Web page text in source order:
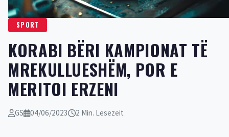
SPORT
KORABI BËRI KAMPIONAT TË
MREKULLUESHËM, POR E
MERITOI ERZENI
GS 04/06/2023 2 Min. Lesezeit